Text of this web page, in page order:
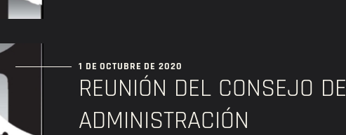
1 DE OCTUBRE DE 2020
REUNIÓN DEL CONSEJO DE
ADMINISTRACIÓN